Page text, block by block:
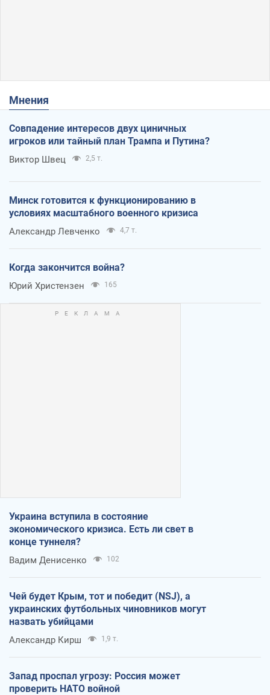
Мнения
Совпадение интересов двух циничных
игроков или тайный план Трампа и Путина?
Виктор Швец 2,5 т.
Минск готовится к функционированию в
условиях масштабного военного кризиса
Александр Левченко 4,7 т.
Когда закончится война?
Юрий Христензен 165
Украина вступила в состояние
экономического кризиса. Есть ли свет в
конце туннеля?
Вадим Денисенко 102
Чей будет Крым, тот и победит (NSJ), а
украинских футбольных чиновников могут
назвать убийцами
Александр Кирш 1,9 т.
Запад проспал угрозу: Россия может
проверить НАТО войной